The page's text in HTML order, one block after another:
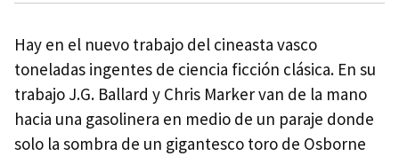
Hay en el nuevo trabajo del cineasta vasco
toneladas ingentes de ciencia ficción clásica. En su
trabajo J.G. Ballard y Chris Marker van de la mano
hacia una gasolinera en medio de un paraje donde
solo la sombra de un gigantesco toro de Osborne